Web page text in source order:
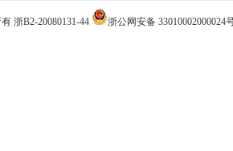
有 浙B2-20080131-44 浙公网安备 33010002000024